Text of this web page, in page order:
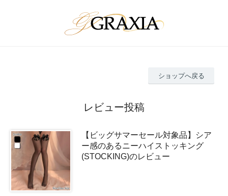
ショップへ戻る
レビュー投稿
【ビッグサマーセール対象品】シア
ー感のあるニーハイストッキング
(STOCKING)のレビュー